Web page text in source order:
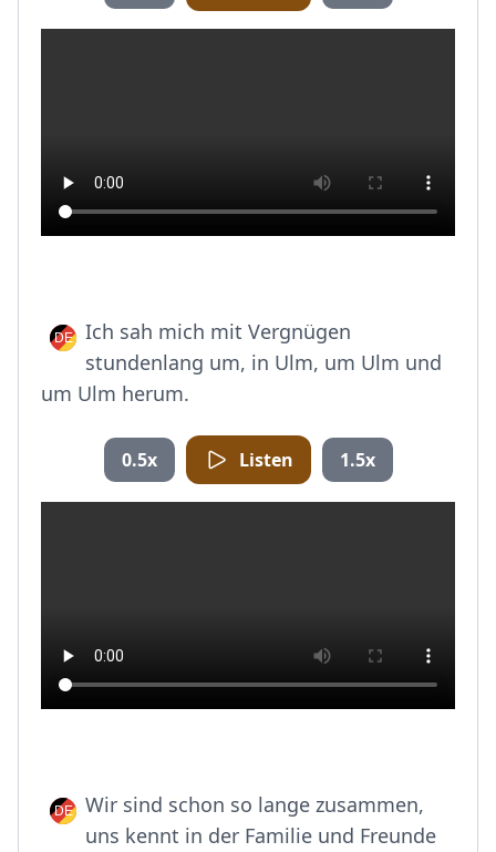
Ich sah mich mit Vergnügen
stundenlang um, in Ulm, um Ulm und
um Ulm herum.
0.5x Listen 1.5x
Wir sind schon so lange zusammen,
uns kennt in der Familie und Freunde